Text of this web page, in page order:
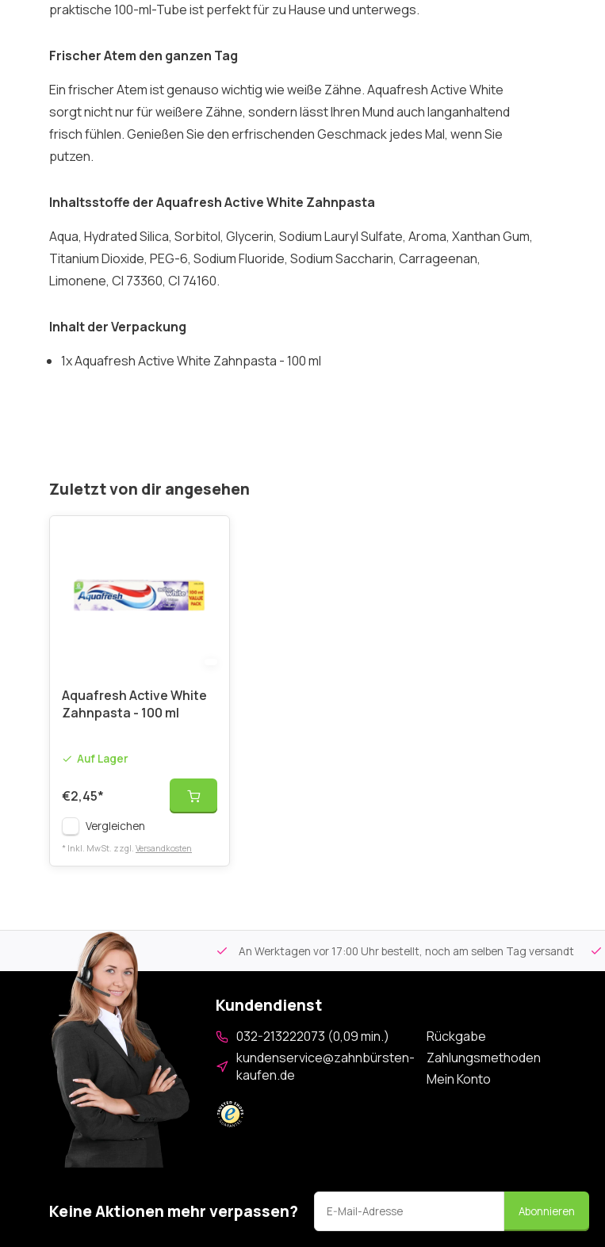
praktische 100-ml-Tube ist perfekt für zu Hause und unterwegs.
Frischer Atem den ganzen Tag
Ein frischer Atem ist genauso wichtig wie weiße Zähne. Aquafresh Active White
sorgt nicht nur für weißere Zähne, sondern lässt Ihren Mund auch langanhaltend
frisch fühlen. Genießen Sie den erfrischenden Geschmack jedes Mal, wenn Sie
putzen.
Inhaltsstoffe der Aquafresh Active White Zahnpasta
Aqua, Hydrated Silica, Sorbitol, Glycerin, Sodium Lauryl Sulfate, Aroma, Xanthan Gum,
Titanium Dioxide, PEG-6, Sodium Fluoride, Sodium Saccharin, Carrageenan,
Limonene, CI 73360, CI 74160.
Inhalt der Verpackung
1x Aquafresh Active White Zahnpasta - 100 ml
Zuletzt von dir angesehen
Aquafresh Active White
Zahnpasta - 100 ml
Auf Lager
€2,45*
Vergleichen
* Inkl. MwSt. zzgl. Versandkosten
Kostenloser Versand An Werktagen vor 17:00 Uhr bestellt, noch am selben Tag versandt
Kundendienst
032-213222073 (0,09 min.)
kundenservice@zahnbürsten-
kaufen.de
Rückgabe
Zahlungsmethoden
Mein Konto
Keine Aktionen mehr verpassen? Abonnieren